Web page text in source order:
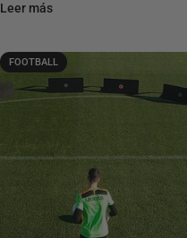
Leer más
FOOTBALL